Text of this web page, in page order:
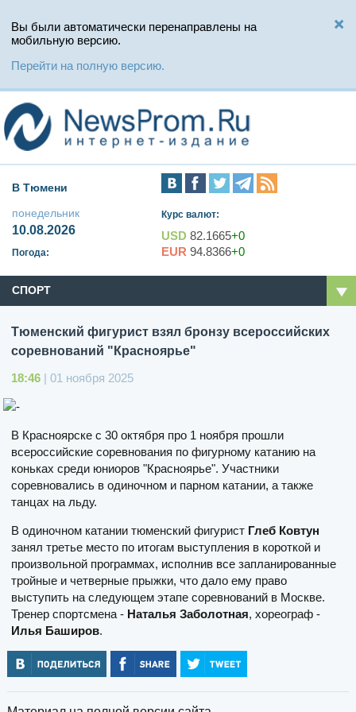
Вы были автоматически перенаправлены на
мобильную версию.
Перейти на полную версию.
В Тюмени
понедельник
10.08.2026
Погода:
Курс валют:
USD 82.1665+0
EUR 94.8366+0
СПОРТ
Тюменский фигурист взял бронзу всероссийских
соревнований "Красноярье"
18:46 | 01 ноября 2025
В Красноярске с 30 октября про 1 ноября прошли
всероссийские соревнования по фигурному катанию на
коньках среди юниоров "Красноярье". Участники
соревновались в одиночном и парном катании, а также
танцах на льду.
В одиночном катании тюменский фигурист Глеб Ковтун
занял третье место по итогам выступления в короткой и
произвольной программах, исполнив все запланированные
тройные и четверные прыжки, что дало ему право
выступить на следующем этапе соревнований в Москве.
Тренер спортсмена - Наталья Заболотная, хореограф -
Илья Баширов.